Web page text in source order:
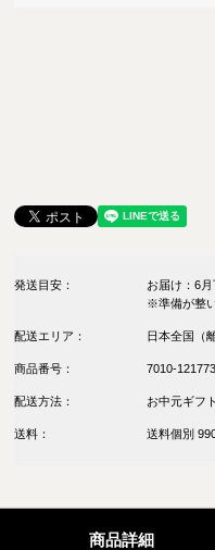
発送目安：
お届け：6
※準備が整
配送エリア： 日本全国（
商品番号： 7010-
配送方法： お中元ギフ
送料： 送料個別
商品詳細